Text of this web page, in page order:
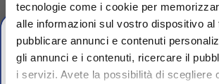
tecnologie come i cookie per
alle informazioni sul vostro dispositivo al
pubblicare annunci e contenuti
gli annunci e i contenuti, ricercare il
i servizi. Avete la possibilità di scegliere
pz
Accedi Per visualizzare
prezzi e schede tecniche
Accedi
prezzi e